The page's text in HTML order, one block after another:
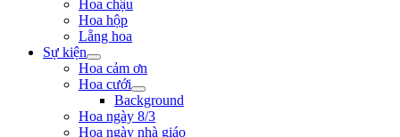
Hoa chậu
Hoa hộp
Lẵng hoa
Sự kiện
Hoa cảm ơn
Hoa cưới
Background
Hoa ngày 8/3
Hoa ngày nhà giáo